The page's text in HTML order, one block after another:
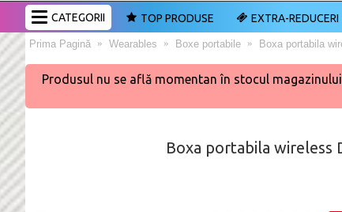
CATEGORII TOP PRODUSE EXTRA-REDUCERI
Prima Pagină Wearables Boxe portabile Boxa portabila
Produsul nu se află momentan în stocul
Boxa portabila wireless